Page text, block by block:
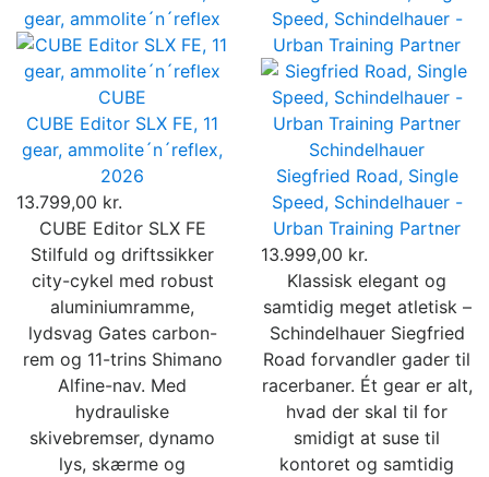
CUBE
CUBE Editor SLX FE, 11
gear, ammolite´n´reflex,
2026
13.799,00 kr.
CUBE Editor SLX FE
Stilfuld og driftssikker
city-cykel med robust
aluminiumramme,
lydsvag Gates carbon-
rem og 11-trins Shimano
Alfine-nav. Med
hydrauliske
skivebremser, dynamo
lys, skærme og
Schindelhauer
Siegfried Road, Single
Speed, Schindelhauer -
Urban Training Partner
13.999,00 kr.
Klassisk elegant og
samtidig meget atletisk –
Schindelhauer Siegfried
Road forvandler gader til
racerbaner. Ét gear er alt,
hvad der skal til for
smidigt at suse til
kontoret og samtidig